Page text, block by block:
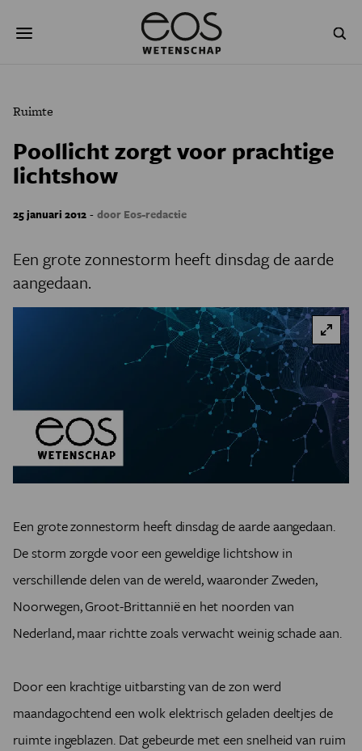
naar
NATUURWETENSCHAPPEN GESCHIEDENIS
PSYCHE & BREIN
AGENDA
JONGE UITDAGERS
Ruimte
Poollicht zorgt voor prachtige
lichtshow
25 januari 2012 - door Eos-redactie
Een grote zonnestorm heeft dinsdag de aarde
aangedaan.
Een grote zonnestorm heeft dinsdag de aarde aangedaan.
De storm zorgde voor een geweldige lichtshow in
verschillende delen van de wereld, waaronder Zweden,
Noorwegen, Groot-Brittannië en het noorden van
Nederland, maar richtte zoals verwacht weinig schade aan.
Door een krachtige uitbarsting van de zon werd
maandagochtend een wolk elektrisch geladen deeltjes de
ruimte ingeblazen. Dat gebeurde met een snelheid van ruim